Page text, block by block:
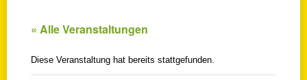
« Alle Veranstaltungen
Diese Veranstaltung hat bereits stattgefunden.